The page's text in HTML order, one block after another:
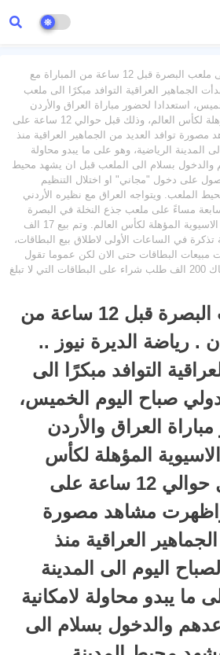
تتوافد الى ملعب البصرة قبل 12 ساعة من المباراة مع
الجماهير العراقية التوافد مبكرًا الى ملعب
استعدادا لحضور مباراة العراق والأردن
ضمن التصفيات الاسيوية المؤهلة لكأس العالم، وذلك قبل حوالي 12 ساعة على
توافد العديد من الجماهير العراقية منذ
المدينة الرياضية، وهو على ما يبدو محاولة
والدخول بسلام الى الملعب قبل ان يشهد محيط
على دخول "مجاني" او اختلال التنظيم
الملعب. ويتواجه العراق مع نظيره الأردني
مساءً على ملعب جذع النخلة في البصرة
ضمن الجولة الثالثة للتصفيات الاسيوية المؤهلة لكأس العالم. وتم بيع 17 الف
65 الف بطاقة تذكرة في الساعات الأولى لاطلاق بيع البطاقات،
مبيعات البطاقات حتى الان لكن عموما تقول
وزارة الشباب والرياضة ان هناك 200 الف طلب شراء على البطاقات التي لا تبلغ
تتوافد الى ملعب البصرة قبل 12 ساعة من
. رياضة الديرة نيوز ..
التوافد مبكرًا الى
صباح اليوم الخميس،
العراق والأردن
المؤهلة لكأس
العالم، وذلك قبل حوالي 12 ساعة على
واظهرت مشاهد مصورة
العراقية منذ
اليوم الى المدينة
ما يبدو محاولة لامكانية
والدخول بسلام الى